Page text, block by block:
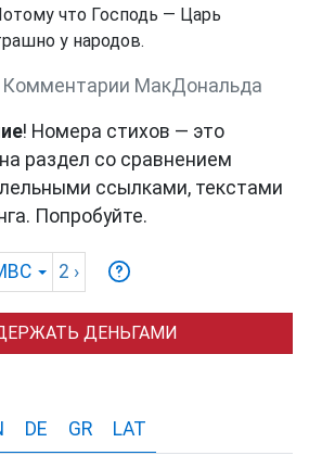
что Господь — Царь
у народов.
Комментарии МакДональда
! Номера стихов — это
раздел со сравнением
ссылками, текстами
Попробуйте.
2 ›
ДЕНЬГАМИ
DE GR LAT